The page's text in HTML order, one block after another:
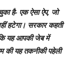
है- एक ऐसा ऐप, जो
हटेगा। सरकार कहती
कि यह आपकी जेब में
की यह तकनीकी पहेली